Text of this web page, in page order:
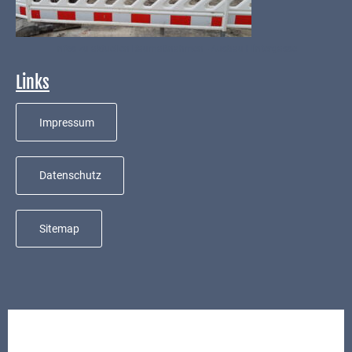
VG
Wein &
Fest um
Weinprinzessin
Links
Impressum
Datenschutz
Sitemap